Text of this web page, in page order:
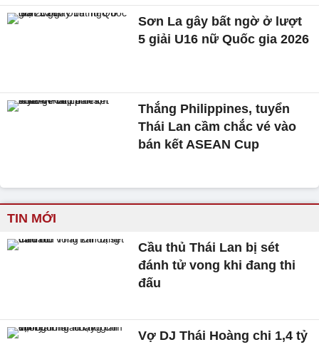
Sơn La gây bất ngờ ở lượt
5 giải U16 nữ Quốc gia 2026
Thắng Philippines, tuyển
Thái Lan cầm chắc vé vào
bán kết ASEAN Cup
TIN MỚI
Cầu thủ Thái Lan bị sét
đánh tử vong khi đang thi
đấu
Vợ DJ Thái Hoàng chi 1,4 tỷ